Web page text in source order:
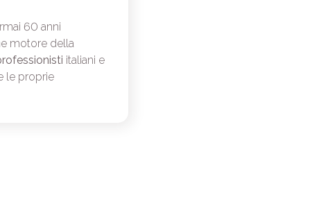
60 anni
motore della
italiani e
le proprie